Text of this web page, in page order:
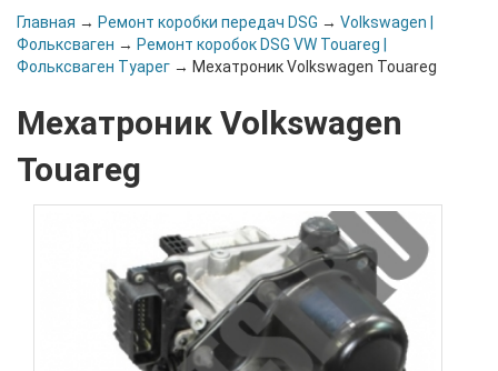
Главная → Ремонт коробки передач DSG → Volkswagen |
Фольксваген → Ремонт коробок DSG VW Touareg |
Фольксваген Туарег → Мехатроник Volkswagen Touareg
Мехатроник Volkswagen
Touareg